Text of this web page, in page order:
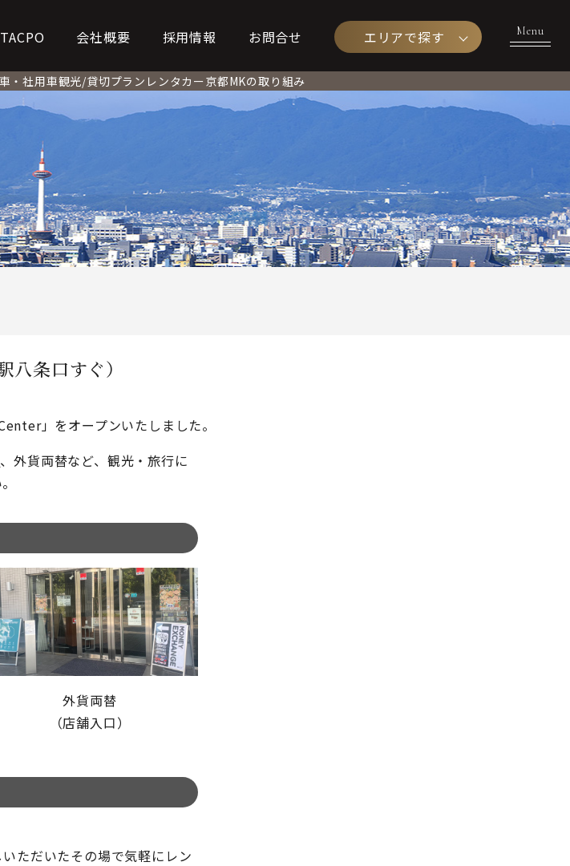
TACPO 会社概要 採用情報 お問合せ エリアで探す
・社用車観光/貸切プラン レンタカー京都MKの取り組み
条口すぐ）
」をオープンいたしました。
、外貨両替など、観光・旅行に
外貨両替
（店舗入口）
ただいたその場で気軽にレン